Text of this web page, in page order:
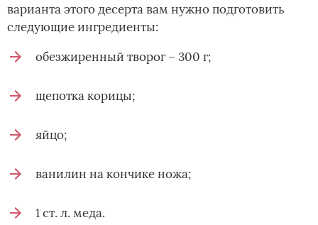
варианта этого десерта вам нужно подготовить
следующие ингредиенты:
обезжиренный творог – 300 г;
щепотка корицы;
яйцо;
ванилин на кончике ножа;
1 ст. л. меда.